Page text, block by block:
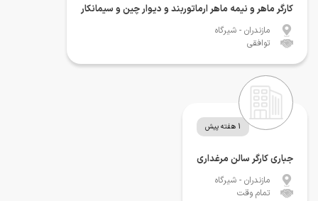
کارگر ماهر و نیمه ماهر ارماتوربند و دیوار چین و سیمانکار
مازندران - شیرگاه
توافقی
1 هفته پیش
جباری کارگر سالن مرغداری
مازندران - شیرگاه
تمام وقت